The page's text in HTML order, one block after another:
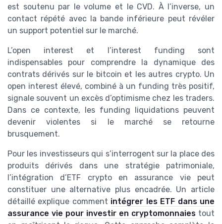
est soutenu par le volume et le CVD. À l’inverse, un
contact répété avec la bande inférieure peut révéler
un support potentiel sur le marché.
L’open interest et l’interest funding sont
indispensables pour comprendre la dynamique des
contrats dérivés sur le bitcoin et les autres crypto. Un
open interest élevé, combiné à un funding très positif,
signale souvent un excès d’optimisme chez les traders.
Dans ce contexte, les funding liquidations peuvent
devenir violentes si le marché se retourne
brusquement.
Pour les investisseurs qui s’interrogent sur la place des
produits dérivés dans une stratégie patrimoniale,
l’intégration d’ETF crypto en assurance vie peut
constituer une alternative plus encadrée. Un article
détaillé explique comment intégrer les ETF dans une
assurance vie pour investir en cryptomonnaies tout